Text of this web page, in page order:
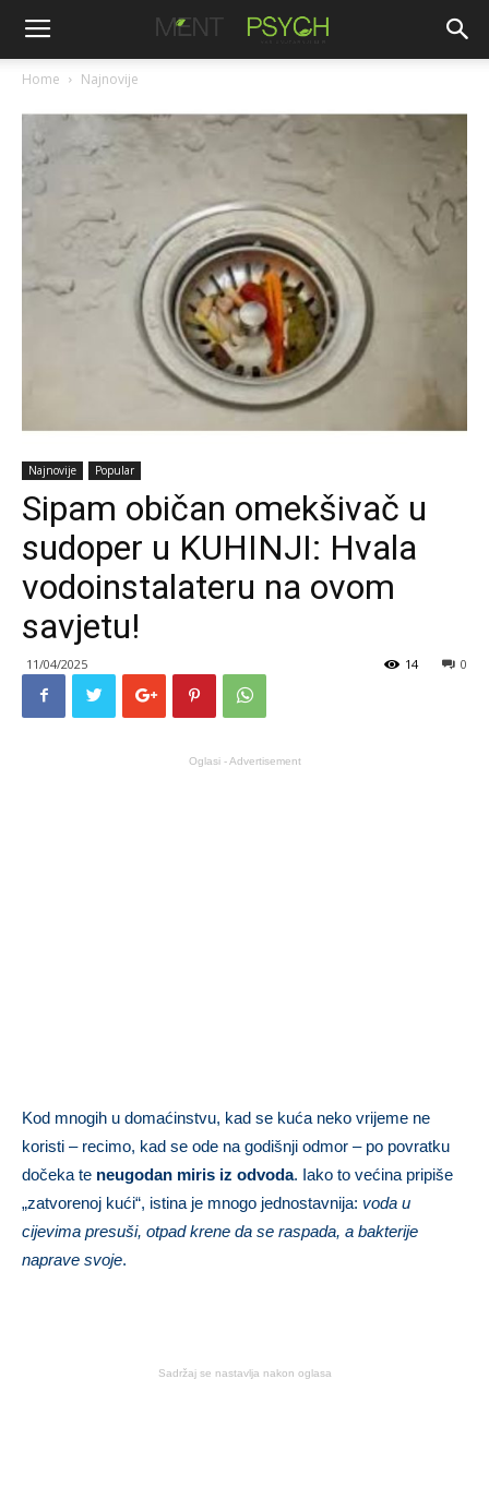
Home Najnovije
Najnovije Popular
Sipam običan omekšivač u
sudoper u KUHINJI: Hvala
vodoinstalateru na ovom
savjetu!
11/04/2025 0
14
Oglasi - Advertisement
Kod mnogih u domaćinstvu, kad se kuća neko vrijeme ne
koristi – recimo, kad se ode na godišnji odmor – po povratku
dočeka te neugodan miris iz odvoda. Iako to većina pripiše
„zatvorenoj kući“, istina je mnogo jednostavnija: voda u
cijevima presuši, otpad krene da se raspada, a bakterije
naprave svoje.
Sadržaj se nastavlja nakon oglasa